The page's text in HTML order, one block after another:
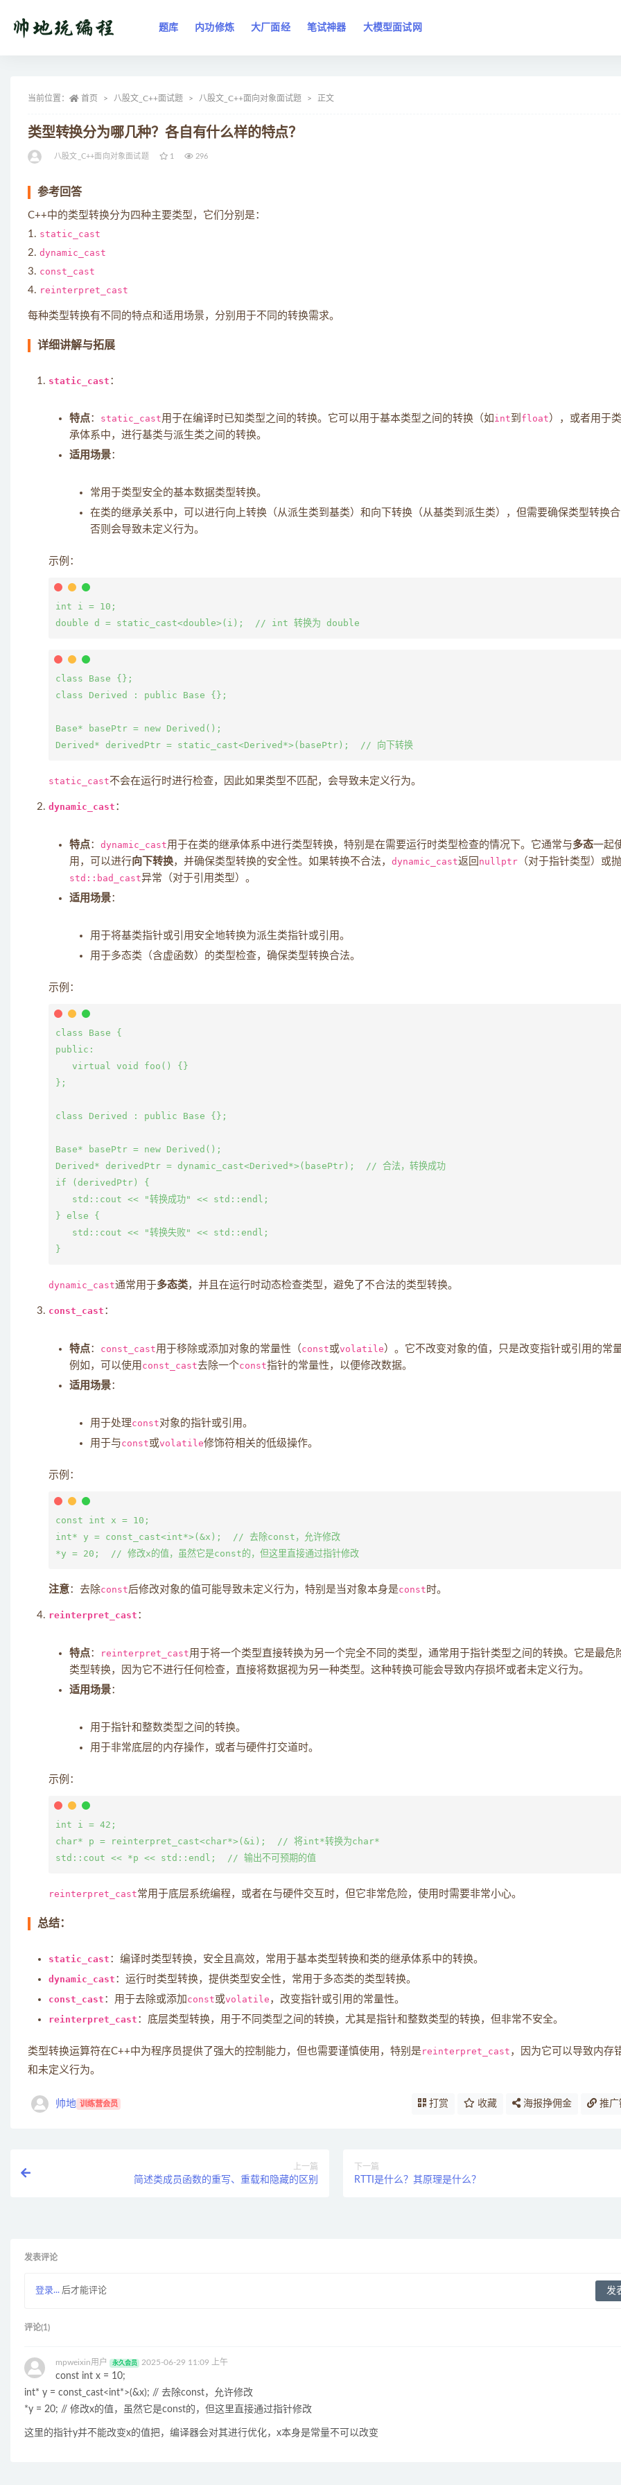
题库 内功修炼 大厂面经 笔试神器 大模型面试网
当前位置： 首页 八股文_C++面试题 八股文_C++面向对象面试题 正文
类型转换分为哪几种？各自有什么样的特点？
八股文_C++面向对象面试题 1 296
参考回答
C++中的类型转换分为四种主要类型，它们分别是：
1. static_cast
2. dynamic_cast
3. const_cast
4. reinterpret_cast
每种类型转换有不同的特点和适用场景，分别用于不同的转换需求。
详细讲解与拓展
static_cast ：
特点： static_cast用于在编译时已知类型之间的转换。它可以用于基本类型之间的转换（如 int到 float），或者用于
承体系中，进行基类与派生类之间的转换。
适用场景：
常用于类型安全的基本数据类型转换。
在类的继承关系中，可以进行向上转换（从派生类到基类）和向下转换（从基类到派生类），但需要确保类型转换
否则会导致未定义行为。
示例：
int i = 10;
class Base {};
class Derived : public Base {};
Base* basePtr = new Derived();
static_cast不会在运行时进行检查，因此如果类型不匹配，会导致未定义行为。
dynamic_cast ：
特点： dynamic_cast用于在类的继承体系中进行类型转换，特别是在需要运行时类型检查的情况下。它通常与多态一起
用，可以进行 向下转换，并确保类型转换的安全性。如果转换不合法， dynamic_cast返回 nullptr （对于指针类型）或
std::bad_cast异常（对于引用类型）。
适用场景：
用于将基类指针或引用安全地转换为派生类指针或引用。
用于多态类（含虚函数）的类型检查，确保类型转换合法。
示例：
class Base {
public:
   virtual void foo() {}
};
class Derived : public Base {};
Base* basePtr = new Derived();
Derived* derivedPtr = dynamic_cast<Derived*>(basePtr);  // 合法，转换成功
if (derivedPtr) {
   std::cout << "转换成功" << std::endl;
} else {
   std::cout << "转换失败" << std::endl;
dynamic_cast通常用于多态类，并且在运行时动态检查类型，避免了不合法的类型转换。
const_cast ：
特点： const_cast用于移除或添加对象的常量性（const或volatile）。它不改变对象的值，只是改变指针或引用的常
例如，可以使用 const_cast去除一个const指针的常量性，以便修改数据。
适用场景：
用于处理const对象的指针或引用。
用于与const或volatile修饰符相关的低级操作。
示例：
const int x = 10;
int* y = const_cast<int*>(&x);  // 去除const，允许修改
注意：去除const后修改对象的值可能导致未定义行为，特别是当对象本身是const 时。
reinterpret_cast ：
特点： reinterpret_cast用于将一个类型直接转换为另一个完全不同的类型，通常用于指针类型之间的转换。它是最危
类型转换，因为它不进行任何检查，直接将数据视为另一种类型。这种转换可能会导致内存损坏或者未定义行为。
适用场景：
用于指针和整数类型之间的转换。
用于非常底层的内存操作，或者与硬件打交道时。
示例：
int i = 42;
char* p = reinterpret_cast<char*>(&i);  // 将int*转换为char*
reinterpret_cast常用于底层系统编程，或者在与硬件交互时，但它非常危险，使用时需要非常小心。
总结：
static_cast ：编译时类型转换，安全且高效，常用于基本类型转换和类的继承体系中的转换。
dynamic_cast ：运行时类型转换，提供类型安全性，常用于多态类的类型转换。
const_cast ：用于去除或添加 const或volatile ，改变指针或引用的常量性。
reinterpret_cast ：底层类型转换，用于不同类型之间的转换，尤其是指针和整数类型的转换，但非常不安全。
类型转换运算符在C++中为程序员提供了强大的控制能力，但也需要谨慎使用，特别是reinterpret_cast ，因为它可以导致内存
和未定义行为。
帅地 训练营会员 打赏 收藏 海报挣佣金 推广
上一篇
简述类成员函数的重写、重载和隐藏的区别
下一篇
RTTI是什么？其原理是什么？
发表评论
登录... 后才能评论
评论(1)
mpweixin用户 永久会员 2025-06-29 11:09 上午
const int x = 10;
int* y = const_cast<int*>(&x); // 去除const，允许修改
*y = 20; // 修改x的值，虽然它是const的，但这里直接通过指针修改
这里的指针y并不能改变x的值把，编译器会对其进行优化，x本身是常量不可以改变